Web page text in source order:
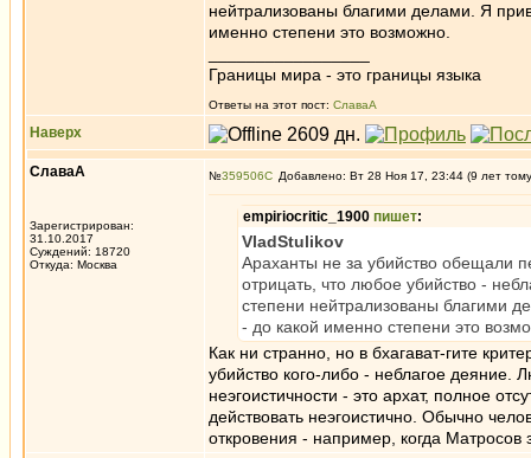
нейтрализованы благими делами. Я
именно степени это возможно.
Границы мира - это границы языка
Ответы на этот пост: СлаваА
Наверх
СлаваА
Зарегистрирован:
31.10.2017
Суждений: 18720
Откуда: Москва
№359506 Добавлено: Вт 28 Ноя 17, 23:44 (9 лет
empiriocritic_1900 пишет:
VladStulikov
Араханты не за убийство обещали
отрицать, что любое убийство -
степени нейтрализованы благими
- до какой именно степени это
Как ни странно, но в бхагават-гите
убийство кого-либо - неблагое деяние.
неэгоистичности - это архат, полное
действовать неэгоистично. Обычно
откровения - например, когда